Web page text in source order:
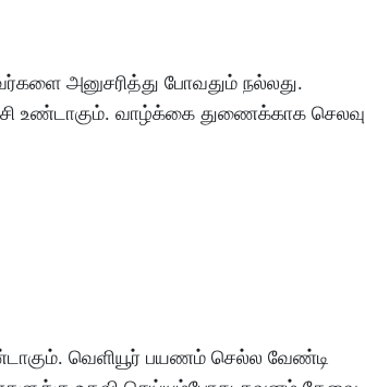
அனுசரித்து போவதும் நல்லது.
உண்டாகும். வாழ்க்கை துணைக்காக செலவு
. வெளியூர் பயணம் செல்ல வேண்டி